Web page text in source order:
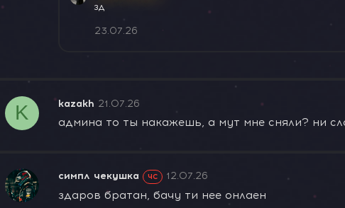
зд
23.07.26
K kazakh 21.07.26
админа то ты накажешь, а мут мне сняли? ни
симпл чекушка ЧС 12.07.26
здаров братан, бачу ти нее онлаен